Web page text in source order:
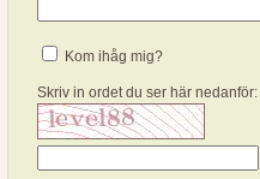
Kom ihåg mig?
Skriv in ordet du ser här nedanför: